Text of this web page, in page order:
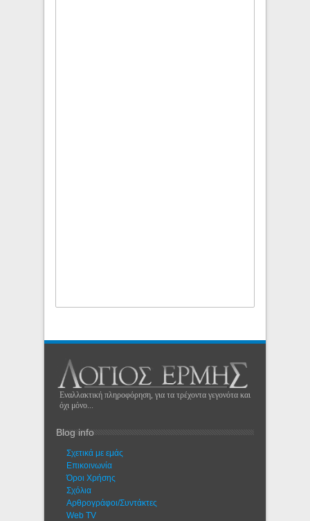
Εναλλακτική πληροφόρηση, για τα τρέχοντα γεγονότα και
όχι μόνο...
Blog info
Σχετικά με εμάς
Eπικοινωνία
Όροι Χρήσης
Σχόλια
Αρθρογράφοι/Συντάκτες
Web TV